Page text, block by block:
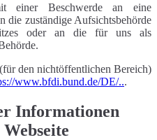
einer Beschwerde an eine
die zuständige Aufsichtsbehörde
oder an die für uns als
den nichtöffentlichen Bereich)
www.bfdi.bund.de/DE/...
Informationen